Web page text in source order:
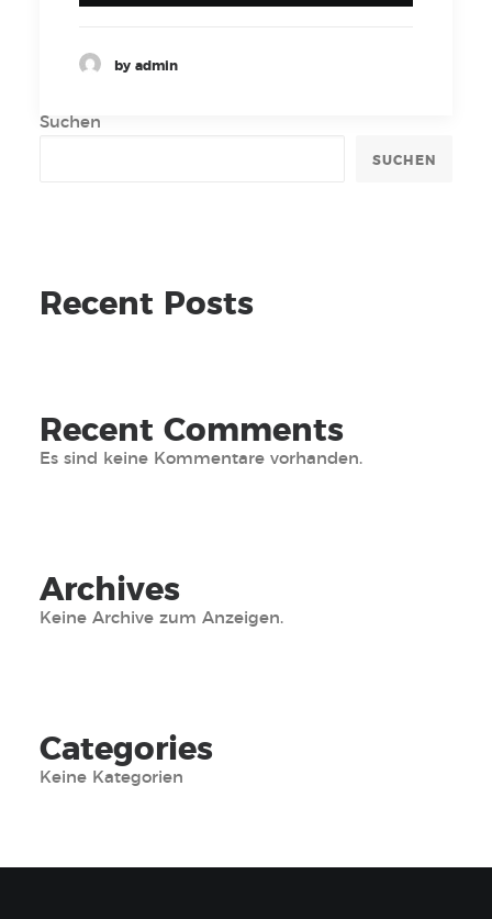
by admin
Suchen
SUCHEN
Recent Posts
Recent Comments
Es sind keine Kommentare vorhanden.
Archives
Keine Archive zum Anzeigen.
Categories
Keine Kategorien